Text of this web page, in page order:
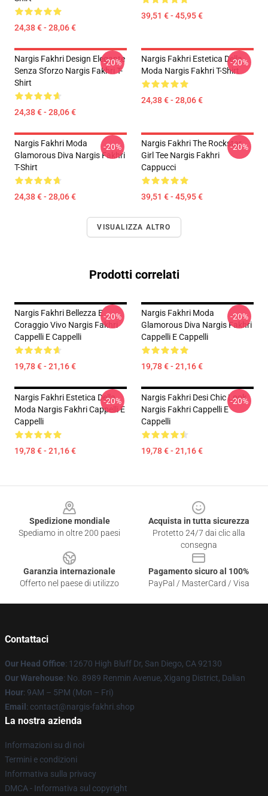
24,38 € - 28,06 €
39,51 € - 45,95 €
Nargis Fakhri Design Elegante
Senza Sforzo Nargis Fakhri T-
Shirt
24,38 € - 28,06 €
-20%
Nargis Fakhri Estetica Della
Moda Nargis Fakhri T-Shirt
24,38 € - 28,06 €
-20%
Nargis Fakhri Moda
Glamorous Diva Nargis Fakhri
T-Shirt
24,38 € - 28,06 €
-20%
Nargis Fakhri The Rockstar
Girl Tee Nargis Fakhri
Cappucci
39,51 € - 45,95 €
-20%
VISUALIZZA ALTRO
Prodotti correlati
Nargis Fakhri Bellezza E
Coraggio Vivo Nargis Fakhri
Cappelli E Cappelli
19,78 € - 21,16 €
-20%
Nargis Fakhri Moda
Glamorous Diva Nargis Fakhri
Cappelli E Cappelli
19,78 € - 21,16 €
-20%
Nargis Fakhri Estetica Della
Moda Nargis Fakhri Cappelli E
Cappelli
19,78 € - 21,16 €
-20%
Nargis Fakhri Desi Chic Look
Nargis Fakhri Cappelli E
Cappelli
19,78 € - 21,16 €
-20%
Spedizione mondiale
Spediamo in oltre 200 paesi
Acquista in tutta sicurezza
Protetto 24/7 dai clic alla
consegna
Garanzia internazionale
Offerto nel paese di utilizzo
Pagamento sicuro al 100%
PayPal / MasterCard / Visa
Contattaci
Our Head Office: 12670 High Bluff Dr, San Diego, CA 92130
Our Warehouse: No. 8989 Renmin Avenue, Xigang District, Dalian
Hour: 9AM – 5PM (Mon – Fri)
Email : contact@nargis-fakhri.shop
La nostra azienda
Informazioni su di noi
Termini e condizioni
Informativa sulla privacy
DMCA - Informativa sul copyright